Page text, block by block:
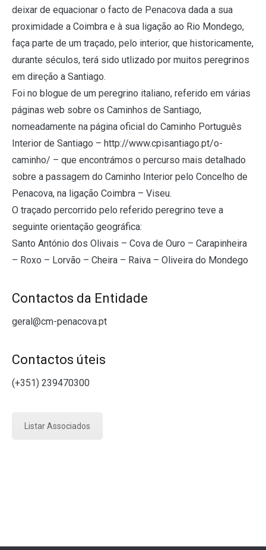
deixar de equacionar o facto de Penacova dada a sua
proximidade a Coimbra e à sua ligação ao Rio Mondego,
faça parte de um traçado, pelo interior, que historicamente,
durante séculos, terá sido utlizado por muitos peregrinos
em direção a Santiago.
Foi no blogue de um peregrino italiano, referido em várias
páginas web sobre os Caminhos de Santiago,
nomeadamente na página oficial do Caminho Português
Interior de Santiago – http://www.cpisantiago.pt/o-
caminho/ – que encontrámos o percurso mais detalhado
sobre a passagem do Caminho Interior pelo Concelho de
Penacova, na ligação Coimbra – Viseu.
O traçado percorrido pelo referido peregrino teve a
seguinte orientação geográfica:
Santo António dos Olivais – Cova de Ouro – Carapinheira
– Roxo – Lorvão – Cheira – Raiva – Oliveira do Mondego
Contactos da Entidade
geral@cm-penacova.pt
Contactos úteis
(+351) 239470300
Listar Associados